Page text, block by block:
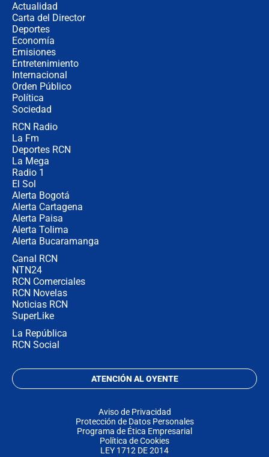
Actualidad
Carta del Director
Deportes
Economía
Emisiones
Entretenimiento
Internacional
Orden Público
Política
Sociedad
RCN Radio
La Fm
Deportes RCN
La Mega
Radio 1
El Sol
Alerta Bogotá
Alerta Cartagena
Alerta Paisa
Alerta Tolima
Alerta Bucaramanga
Canal RCN
NTN24
RCN Comerciales
RCN Novelas
Noticias RCN
SuperLike
La República
RCN Social
ATENCIÓN AL OYENTE
Aviso de Privacidad
Protección de Datos Personales
Programa de Ética Empresarial
Política de Cookies
LEY 1712 DE 2014